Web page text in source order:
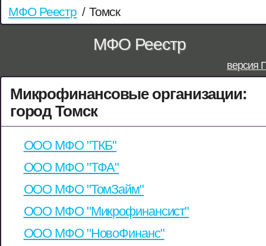
МФО Реестр / Томск
МФО Реестр
версия
Микрофинансовые организации:
город Томск
ООО МФО "ТКБ"
ООО МФО "ТФА"
ООО МФО "ТомЗайм"
ООО МФО "Микрофинансист"
ООО МФО "НовоФинанс"